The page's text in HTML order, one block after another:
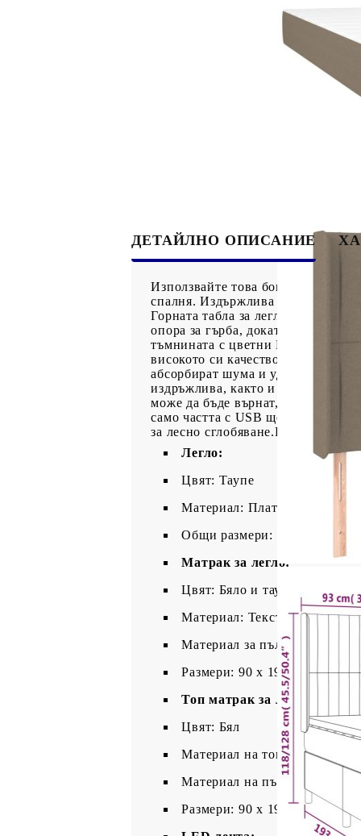
ДЕТАЙЛНО ОПИСАНИЕ
Използвайте това боксспринг
спалня. Издържлива тъкан:
Горната табла за легло се
опора за гърба, докато седите в
тъмнината с цветни LED
високото си качество, като
абсорбират шума и ударите,
издръжлива, както и щадяща
може да бъде върнат, ако
само частта с USB ще продължи
за лесно сглобяване.Продуктът
Легло:
Цвят: Таупе
Материал: Плат (100%
Общи размери: 193 x 93 x
Матрак за легло:
Цвят: Бяло и таупе
Материал: Текстил (100%
Материал за пълнеж: Покет
Размери: 90 x 190 x 20 см
Топ матрак за легло:
Цвят: Бял
Материал на топ матрака:
Материал на пълнежа: Пяна
Размери: 90 x 190 x 5 см (Ш